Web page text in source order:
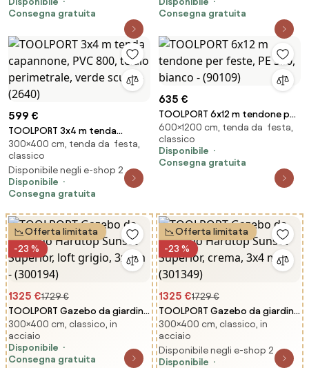
Consegna gratuita
Consegna gratuita
599 €
TOOLPORT 3x4 m tenda
capannone, PVC 800, telaio
perimetrale, verde scuro -
(2640)
300×400 cm, tenda da festa,
classico
Disponibile negli e-shop 2
Disponibile
Consegna gratuita
635 €
TOOLPORT 6x12 m tendone per
feste, PE 350, bianco - (90109)
600×1200 cm, tenda da festa,
classico
Disponibile
Consegna gratuita
Offerta limitata
-23 %
1325 €1729 €
TOOLPORT Gazebo da giardino
Hardtop Sunset Superior, loft
grigio, 3x4 m - (300194)
300×400 cm, classico, in
acciaio
Disponibile
Consegna gratuita
Offerta limitata
-23 %
1325 €1729 €
TOOLPORT Gazebo da giardino
Hardtop Sunset Superior,
crema, 3x4 m - (301349)
300×400 cm, classico, in
acciaio
Disponibile negli e-shop 2
Disponibile